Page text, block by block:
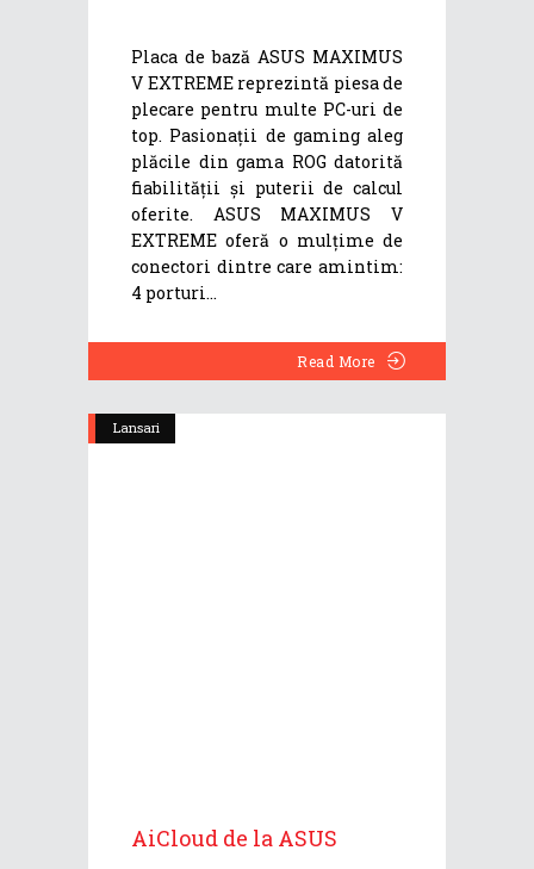
Placa de bază ASUS MAXIMUS
V EXTREME reprezintă piesa de
plecare pentru multe PC-uri de
top. Pasionații de gaming aleg
plăcile din gama ROG datorită
fiabilității și puterii de calcul
oferite. ASUS MAXIMUS V
EXTREME oferă o mulțime de
conectori dintre care amintim:
4 porturi
Read More
Lansari
AiCloud de la ASUS